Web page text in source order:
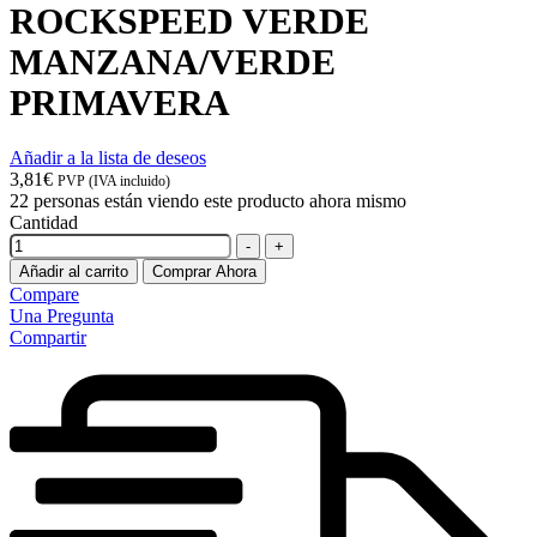
ROCKSPEED VERDE
MANZANA/VERDE
PRIMAVERA
Añadir a la lista de deseos
3,81€ PVP (IVA incluido)
22 personas están viendo este producto ahora mismo
Cantidad
-
+
Añadir al carrito
Comprar Ahora
Compare
Una Pregunta
Compartir